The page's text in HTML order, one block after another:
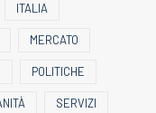
ITALIA
MERCATO
POLITICHE
SERVIZI